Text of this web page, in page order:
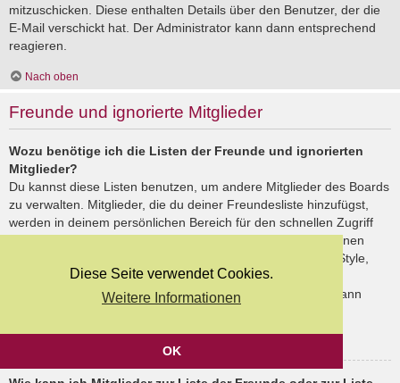
Diese Seite verwendet Cookies.
Weitere Informationen
OK
mitzuschicken. Diese enthalten Details über den Benutzer, der die
E-Mail verschickt hat. Der Administrator kann dann entsprechend
reagieren.
Nach oben
Freunde und ignorierte Mitglieder
Wozu benötige ich die Listen der Freunde und ignorierten
Mitglieder?
Du kannst diese Listen benutzen, um andere Mitglieder des Boards
zu verwalten. Mitglieder, die du deiner Freundesliste hinzufügst,
werden in deinem persönlichen Bereich für den schnellen Zugriff
aufgelistet. Du siehst dort deren Onlinestatus und kannst ihnen
schnell eine Private Nachricht senden. Abhängig von dem Style,
den du verwendest, können Beiträge deiner Freunde auch
hervorgehoben sein. Wenn du einen Benutzer ignorierst, dann